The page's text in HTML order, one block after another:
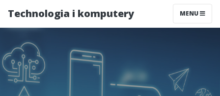
Technologia i komputery MENU